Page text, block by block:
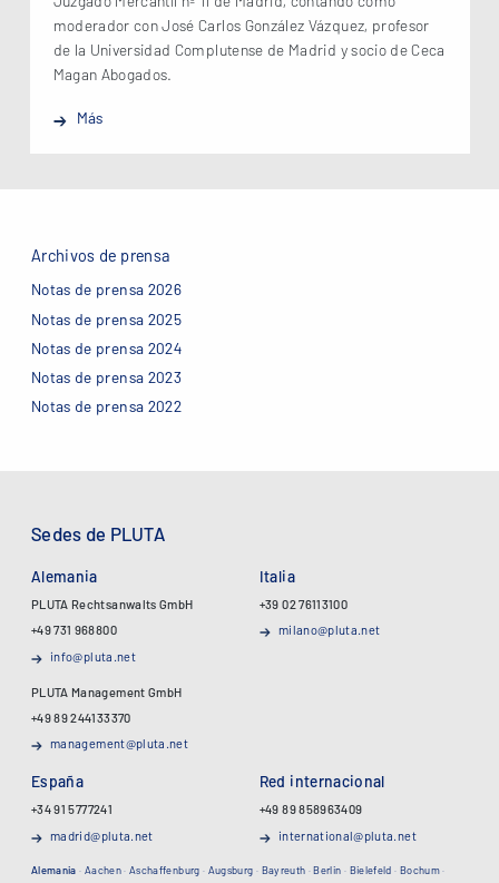
moderador con José Carlos González Vázquez, profesor
de la Universidad Complutense de Madrid y socio de Ceca
Magan Abogados.
Más
Archivos de prensa
Notas de prensa 2026
Notas de prensa 2025
Notas de prensa 2024
Notas de prensa 2023
Notas de prensa 2022
Sedes de PLUTA
Alemania
PLUTA Rechtsanwalts GmbH
+49 731 968800
info@pluta.net
PLUTA Management GmbH
+49 89 244133370
management@pluta.net
Italia
+39 02 76113100
milano@pluta.net
España
+34 91 5777241
madrid@pluta.net
Red internacional
+49 89 858963409
international@pluta.net
Alemania · Aachen·Aschaffenburg · Augsburg · Bayreuth ·Berlin · Bielefeld · Bochum·